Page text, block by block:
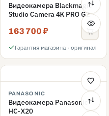
Видеокамера Blackmagic
Studio Camera 4K PRO G2
163 700 ₽
Гарантия магазина · оригинал
PANASONIC
Видеокамера Panasonic
HC-X20